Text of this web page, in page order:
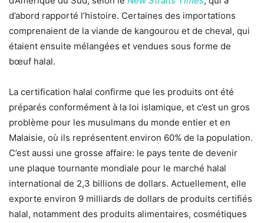
d’abord rapporté l’histoire. Certaines des importations
comprenaient de la viande de kangourou et de cheval, qui
étaient ensuite mélangées et vendues sous forme de
bœuf halal.
La certification halal confirme que les produits ont été
préparés conformément à la loi islamique, et c’est un gros
problème pour les musulmans du monde entier et en
Malaisie, où ils représentent environ 60% de la population.
C’est aussi une grosse affaire: le pays tente de devenir
une plaque tournante mondiale pour le marché halal
international de 2,3 billions de dollars. Actuellement, elle
exporte environ 9 milliards de dollars de produits certifiés
halal, notamment des produits alimentaires, cosmétiques